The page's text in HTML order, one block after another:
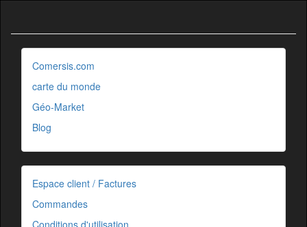
Comersis.com
carte du monde
Géo-Market
Blog
Espace client / Factures
Commandes
Conditions d'utilisation